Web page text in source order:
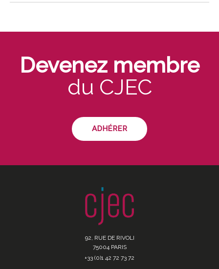
CJEC
Devenez membre
du CJEC
ADHÉRER
92, RUE DE RIVOLI
75004 PARIS
+33 (0)1 42 72 73 72